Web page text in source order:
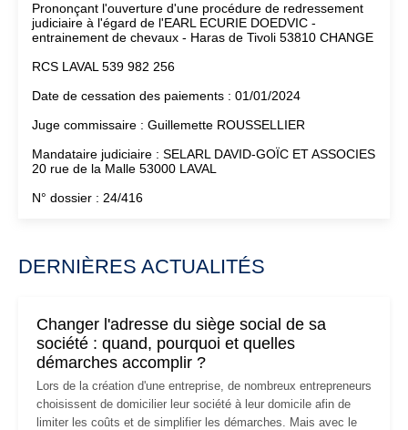
Prononçant l'ouverture d'une procédure de redressement
judiciaire à l'égard de l'EARL ECURIE DOEDVIC -
entrainement de chevaux - Haras de Tivoli 53810 CHANGE
RCS LAVAL 539 982 256
Date de cessation des paiements : 01/01/2024
Juge commissaire : Guillemette ROUSSELLIER
Mandataire judiciaire : SELARL DAVID-GOÏC ET ASSOCIES
20 rue de la Malle 53000 LAVAL
N° dossier : 24/416
DERNIÈRES ACTUALITÉS
Changer l'adresse du siège social de sa
société : quand, pourquoi et quelles
démarches accomplir ?
Lors de la création d'une entreprise, de nombreux entrepreneurs
choisissent de domicilier leur société à leur domicile afin de
limiter les coûts et de simplifier les démarches. Mais avec le